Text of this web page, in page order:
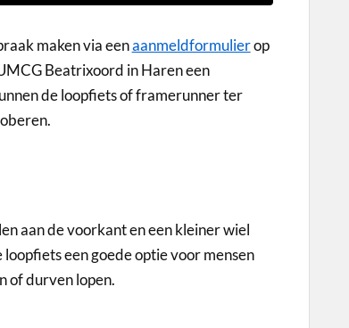
maken via eenaanmeldformulierop
Beatrixoord in Haren een
de loopfiets of framerunner ter
aan de voorkant en een kleiner wiel
een goede optie voor mensen
of durven lopen.